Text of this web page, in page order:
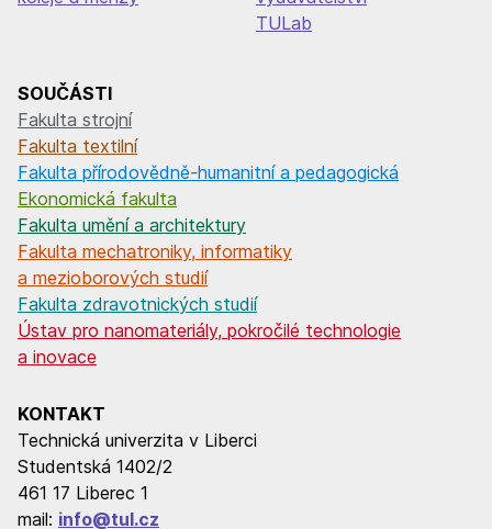
TULab
SOUČÁSTI
Fakulta strojní
Fakulta textilní
Fakulta přírodovědně-humanitní a pedagogická
Ekonomická fakulta
Fakulta umění a architektury
Fakulta mechatroniky, informatiky
a mezioborových studií
Fakulta zdravotnických studií
Ústav pro nanomateriály, pokročilé technologie
a inovace
KONTAKT
Technická univerzita v Liberci
Studentská 1402/2
461 17 Liberec 1
mail: info@tul.cz